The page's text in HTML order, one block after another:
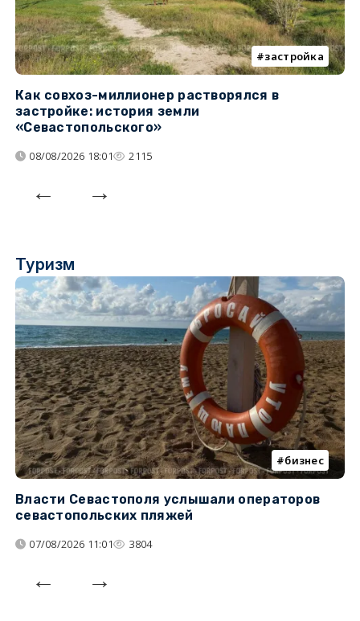
застройка
Как совхоз-миллионер растворялся в
застройке: история земли
«Севастопольского»
08/08/2026 18:01 2115
Туризм
бизнес
Власти Севастополя услышали операторов
севастопольских пляжей
07/08/2026 11:01 3804